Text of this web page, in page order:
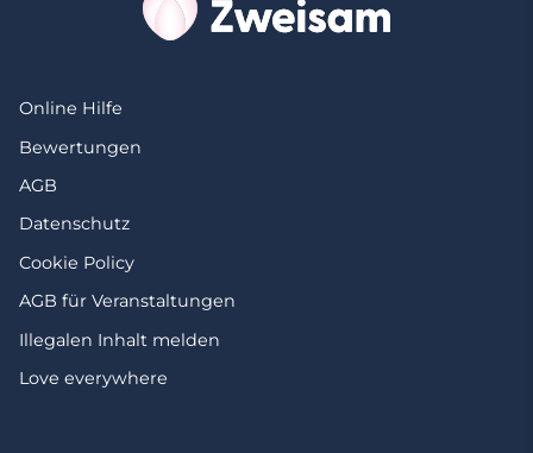
Online Hilfe
Bewertungen
AGB
Datenschutz
Cookie Policy
AGB für Veranstaltungen
Illegalen Inhalt melden
Love everywhere